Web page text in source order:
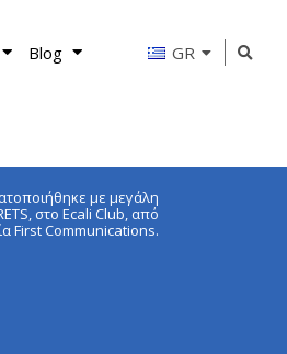
Blog GR
με μεγάλη
στο Ecali Club, από
First Communications.